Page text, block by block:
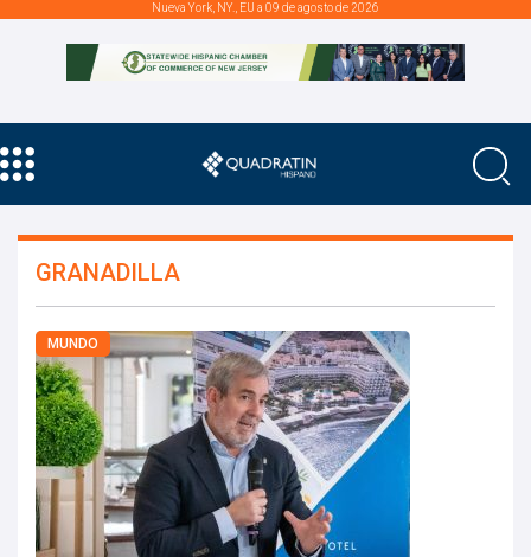
Nueva York, NY., EU a 09 de agosto de 2026
GRANADILLA
MUNDO